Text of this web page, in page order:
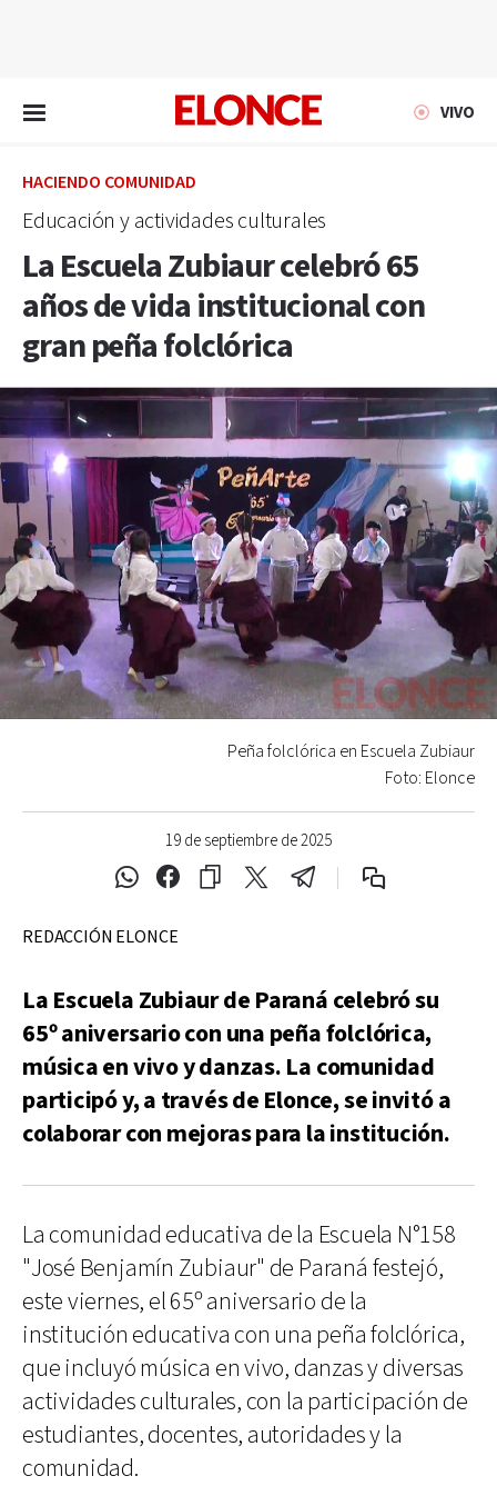
VIVO
HACIENDO COMUNIDAD
Educación y actividades culturales
La Escuela Zubiaur celebró 65
años de vida institucional con
gran peña folclórica
19 de septiembre de 2025
Peña folclórica en Escuela Zubiaur
Foto: Elonce
REDACCIÓN ELONCE
La Escuela Zubiaur de Paraná celebró su
65º aniversario con una peña folclórica,
música en vivo y danzas. La comunidad
participó y, a través de Elonce, se invitó a
colaborar con mejoras para la institución.
La comunidad educativa de la Escuela N°158
"José Benjamín Zubiaur" de Paraná festejó,
este viernes, el 65º aniversario de la
institución educativa con una peña folclórica,
que incluyó música en vivo, danzas y diversas
actividades culturales, con la participación de
estudiantes, docentes, autoridades y la
comunidad.